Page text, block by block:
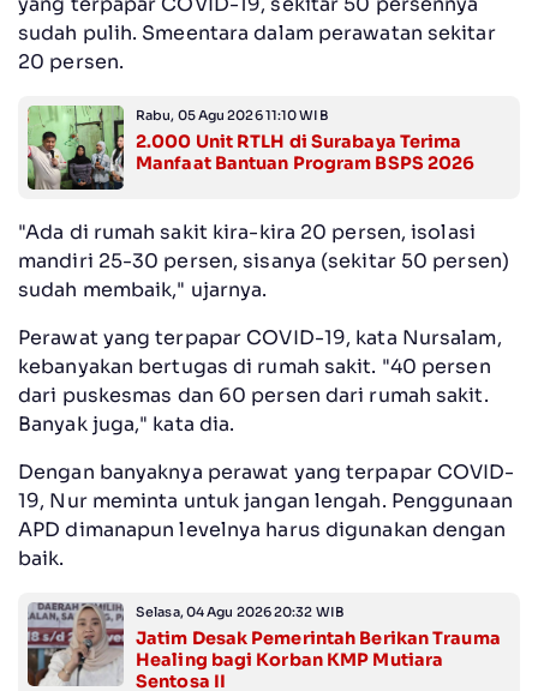
sudah pulih. Smeentara dalam perawatan sekitar
20 persen.
Rabu, 05 Agu 2026 11:10 WIB
2.000 Unit RTLH di Surabaya Terima
Manfaat Bantuan Program BSPS 2026
"Ada di rumah sakit kira-kira 20 persen, isolasi
mandiri 25-30 persen, sisanya (sekitar 50 persen)
sudah membaik," ujarnya.
Perawat yang terpapar COVID-19, kata Nursalam,
kebanyakan bertugas di rumah sakit. "40 persen
dari puskesmas dan 60 persen dari rumah sakit.
Banyak juga," kata dia.
Dengan banyaknya perawat yang terpapar COVID-
19, Nur meminta untuk jangan lengah. Penggunaan
APD dimanapun levelnya harus digunakan dengan
baik.
Selasa, 04 Agu 2026 20:32 WIB
Jatim Desak Pemerintah Berikan Trauma
Healing bagi Korban KMP Mutiara
Sentosa II